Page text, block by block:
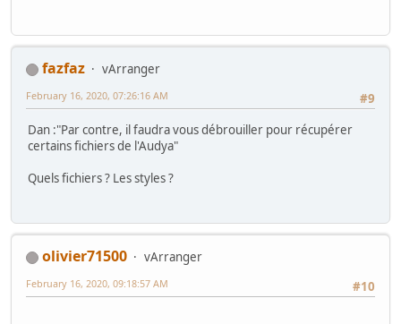
fazfaz
vArranger
#9
February 16, 2020, 07:26:16 AM
Dan :"Par contre, il faudra vous débrouiller pour récupérer
certains fichiers de l'Audya"
Quels fichiers ? Les styles ?
olivier71500
vArranger
#10
February 16, 2020, 09:18:57 AM